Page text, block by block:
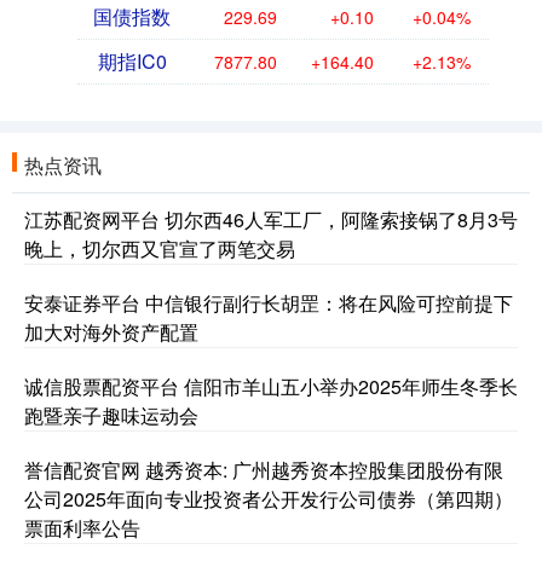
国债指数 229.69 +0.10 +0.04%
期指IC0 7877.80 +164.40 +2.13%
热点资讯
江苏配资网平台 切尔西46人军工厂，阿隆索接锅了8月3号
晚上，切尔西又官宣了两笔交易
安泰证券平台 中信银行副行长胡罡：将在风险可控前提下
加大对海外资产配置
诚信股票配资平台 信阳市羊山五小举办2025年师生冬季长
跑暨亲子趣味运动会
誉信配资官网 越秀资本: 广州越秀资本控股集团股份有限
公司2025年面向专业投资者公开发行公司债券（第四期）
票面利率公告